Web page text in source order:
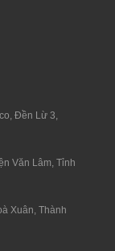
Đền Lừ 3,
Văn Lâm, Tỉnh
Xuân, Thành